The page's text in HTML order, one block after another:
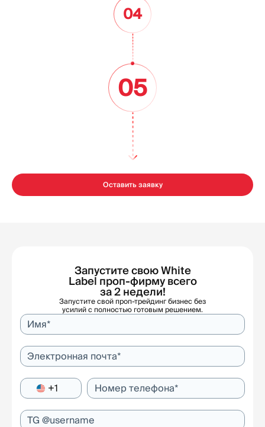
04
05
Оставить заявку
Запустите свою White
Label проп-фирму всего
за 2 недели!
Запустите свой проп-трейдинг бизнес без
усилий с полностью готовым решением.
Имя*
Электронная почта*
+1 Номер телефона*
TG @username